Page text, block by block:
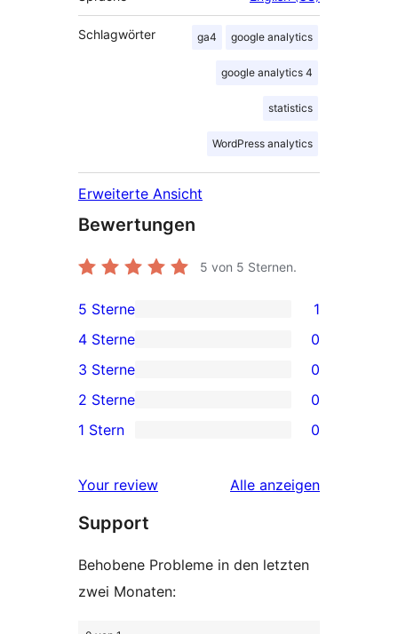
Schlagwörter ga4 google analytics
google analytics 4
statistics
WordPress analytics
Erweiterte Ansicht
Bewertungen
5 von 5 Sternen.
1 5-
Sterne-
Rezension
5 Sterne 1
0 4-
Sterne-
Rezensionen
4 Sterne 0
0 3-
Sterne-
Rezensionen
3 Sterne 0
0 2-
Sterne-
2 Sterne 0
0 1-
Rezensionen
1 Stern 0
Your review Alle Rezensionen
anzeigen
Support
Behobene Probleme in den letzten
zwei Monaten: